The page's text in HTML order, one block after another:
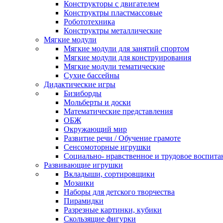
Конструкторы с двигателем
Конструктры пластмассовые
Робототехника
Конструктры металлические
Мягкие модули
Мягкие модули для занятий спортом
Мягкие модули для конструирования
Мягкие модули тематические
Сухие бассейны
Дидактические игры
Бизиборды
Мольберты и доски
Математические представления
ОБЖ
Окружающий мир
Развитие речи / Обучение грамоте
Сенсомоторные игрушки
Социально- нравственное и трудовое
Развивающие игрушки
Вкладыши, сортировщики
Мозаики
Наборы для детского творчества
Пирамидки
Разрезные картинки, кубики
Скользящие фигурки